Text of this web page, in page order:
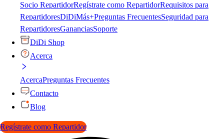
Socio RepartidorRegístrate como RepartidorRequisitos para
RepartidoresDiDiMás+Preguntas FrecuentesSeguridad para
RepartidoresGananciasSoporte
DiDi Shop
Acerca
AcercaPreguntas Frecuentes
Contacto
Blog
Regístrate como Repartidor